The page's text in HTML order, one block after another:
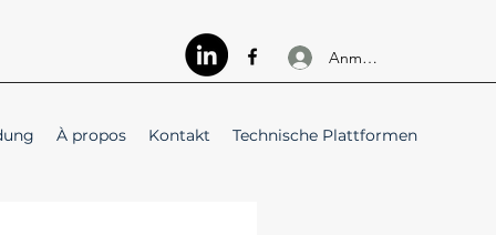
Anmelden
À propos Kontakt Technische Plattformen